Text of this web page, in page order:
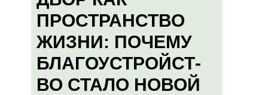
ПРОСТРАНСТВО
ЖИЗНИ: ПОЧЕМУ
БЛАГОУСТРОЙСТ-
ВО СТАЛО НОВОЙ